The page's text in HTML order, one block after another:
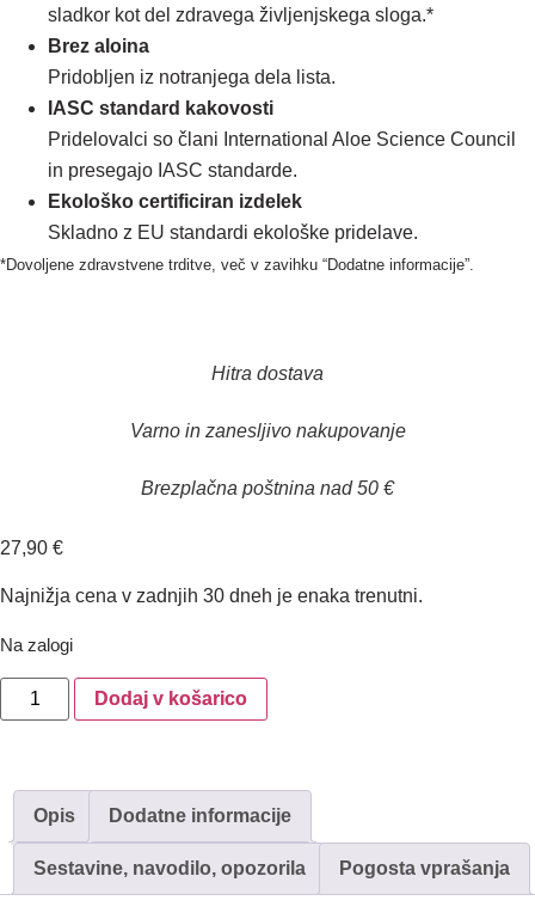
sladkor kot del zdravega življenjskega sloga.*
Brez aloina
Pridobljen iz notranjega dela lista.
IASC standard kakovosti
Pridelovalci so člani International Aloe Science Council
in presegajo IASC standarde.
Ekološko certificiran izdelek
Skladno z EU standardi ekološke pridelave.
*Dovoljene zdravstvene trditve, več v zavihku “Dodatne informacije”.
Hitra dostava
Varno in zanesljivo nakupovanje
Brezplačna poštnina nad 50 €
27,90 €
Najnižja cena v zadnjih 30 dneh je enaka trenutni.
Na zalogi
Dodaj v košarico
Opis Dodatne informacije
Sestavine, navodilo, opozorila Pogosta vprašanja